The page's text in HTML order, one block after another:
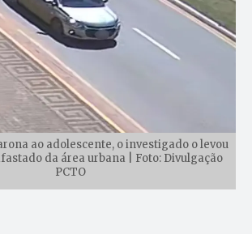
ao adolescente, o investigado o levou
da área urbana | Foto: Divulgação
PCTO